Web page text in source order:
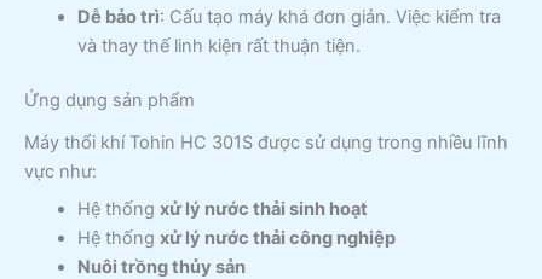
Dễ bảo trì: Cấu tạo máy khá đơn giản. Việc kiểm tra
và thay thế linh kiện rất thuận tiện.
Ứng dụng sản phẩm
Máy thổi khí Tohin HC 301S được sử dụng trong nhiều lĩnh
vực như:
Hệ thống xử lý nước thải sinh hoạt
Hệ thống xử lý nước thải công nghiệp
Nuôi trồng thủy sản